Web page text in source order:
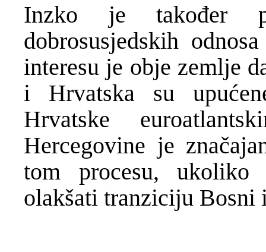
Inzko je također
dobrosusjedskih
interesu je obje zemlje
i Hrvatska su
Hrvatske
Hercegovine je
tom procesu, ukoliko
olakšati tranziciju Bosni